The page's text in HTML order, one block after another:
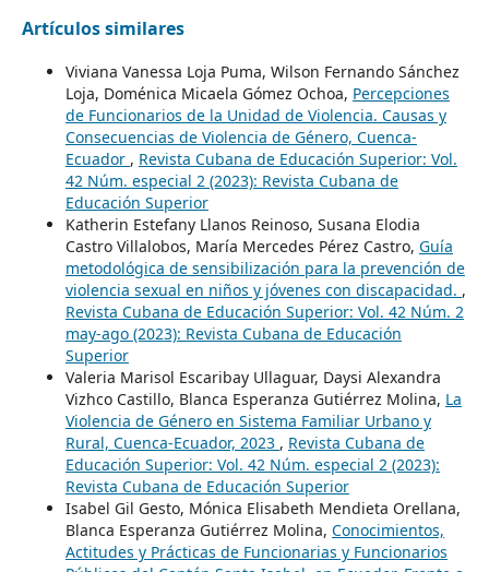
Artículos similares
Viviana Vanessa Loja Puma, Wilson Fernando Sánchez
Loja, Doménica Micaela Gómez Ochoa, Percepciones
de Funcionarios de la Unidad de Violencia. Causas y
Consecuencias de Violencia de Género, Cuenca-
Ecuador , Revista Cubana de Educación Superior: Vol.
42 Núm. especial 2 (2023): Revista Cubana de
Educación Superior
Katherin Estefany Llanos Reinoso, Susana Elodia
Castro Villalobos, María Mercedes Pérez Castro, Guía
metodológica de sensibilización para la prevención de
violencia sexual en niños y jóvenes con discapacidad. ,
Revista Cubana de Educación Superior: Vol. 42 Núm. 2
may-ago (2023): Revista Cubana de Educación
Superior
Valeria Marisol Escaribay Ullaguar, Daysi Alexandra
Vizhco Castillo, Blanca Esperanza Gutiérrez Molina, La
Violencia de Género en Sistema Familiar Urbano y
Rural, Cuenca-Ecuador, 2023 , Revista Cubana de
Educación Superior: Vol. 42 Núm. especial 2 (2023):
Revista Cubana de Educación Superior
Isabel Gil Gesto, Mónica Elisabeth Mendieta Orellana,
Blanca Esperanza Gutiérrez Molina, Conocimientos,
Actitudes y Prácticas de Funcionarias y Funcionarios